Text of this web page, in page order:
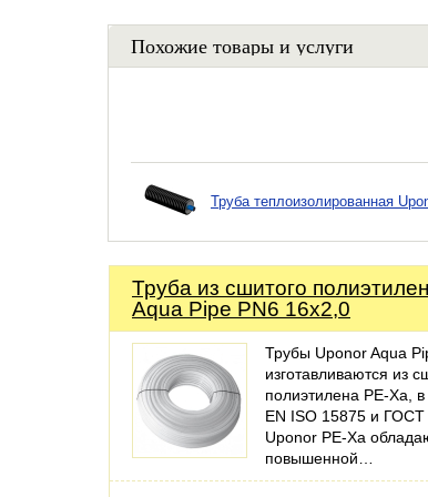
Похожие товары и услуги
Труба теплоизолированная
Труба из сшитого
Aqua Pipe PN6 16x2,0
Трубы Uponor Aqua
изготавливаются из
полиэтилена PE-Xa, в
EN ISO 15875 и ГОСТ
Uponor PE-Xa
повышенной…